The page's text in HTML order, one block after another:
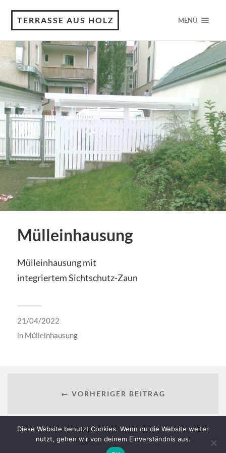
TERRASSE AUS HOLZ MENÜ
Mülleinhausung
Mülleinhausung mit
integriertem Sichtschutz-Zaun
21/04/2022
in Mülleinhausung
← VORHERIGER BEITRAG
NÄCHSTER BEITRAG →
Diese Website benutzt Cookies. Wenn du die Website weiter
nutzt, gehen wir von deinem Einverständnis aus.